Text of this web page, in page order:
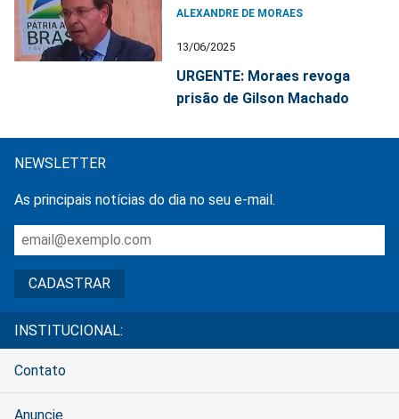
ALEXANDRE DE MORAES
13/06/2025
URGENTE: Moraes revoga
prisão de Gilson Machado
NEWSLETTER
As principais notícias do dia no seu e-mail.
INSTITUCIONAL:
Contato
Anuncie